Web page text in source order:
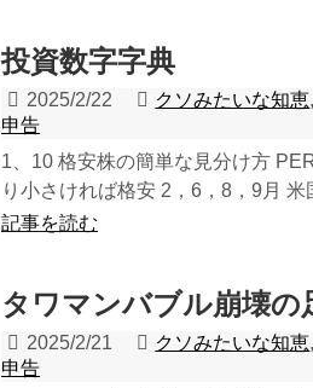
投資数字字典
2025/2/22 クソみたいな知恵
申告
1、10 格安株の簡単な見分け方
り小さければ格安 2，6，8，9月 米
記事を読む
タワマンバブル崩壊の
2025/2/21 クソみたいな知恵
申告